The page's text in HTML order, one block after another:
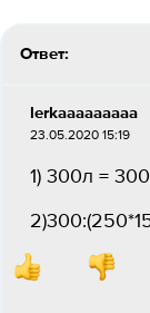
Ответ:
lerkaaaaaaaaa
23.05.2020 15:19
1) 300л =